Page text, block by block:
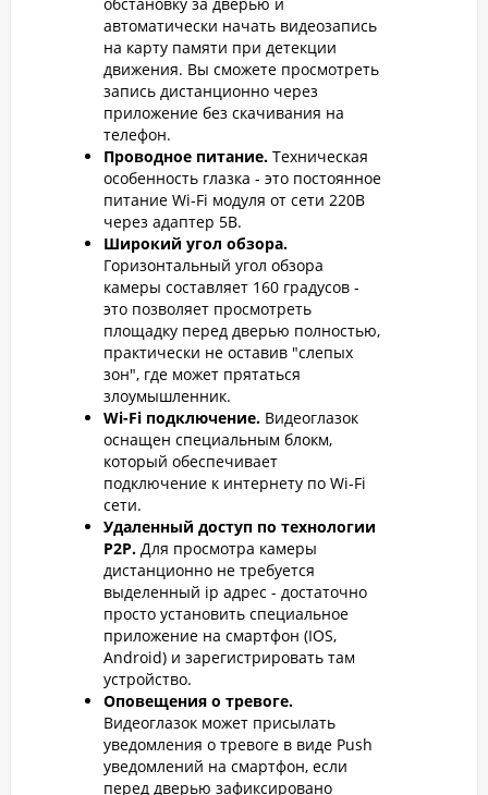
автоматически начать видеозапись
на карту памяти при детекции
движения. Вы сможете просмотреть
запись дистанционно через
приложение без скачивания на
телефон.
Проводное питание. Техническая
особенность глазка - это постоянное
питание Wi-Fi модуля от сети 220В
через адаптер 5В.
Широкий угол обзора.
Горизонтальный угол обзора
камеры составляет 160 градусов -
это позволяет просмотреть
площадку перед дверью полностью,
практически не оставив "слепых
зон", где может прятаться
злоумышленник.
Wi-Fi подключение. Видеоглазок
оснащен специальным блокм,
который обеспечивает
подключение к интернету по Wi-Fi
сети.
Удаленный доступ по технологии
P2P. Для просмотра камеры
дистанционно не требуется
выделенный ip адрес - достаточно
просто установить специальное
приложение на смартфон (IOS,
Android) и зарегистрировать там
устройство.
Оповещения о тревоге.
Видеоглазок может присылать
уведомления о тревоге в виде Push
уведомлений на смартфон, если
перед дверью зафиксировано